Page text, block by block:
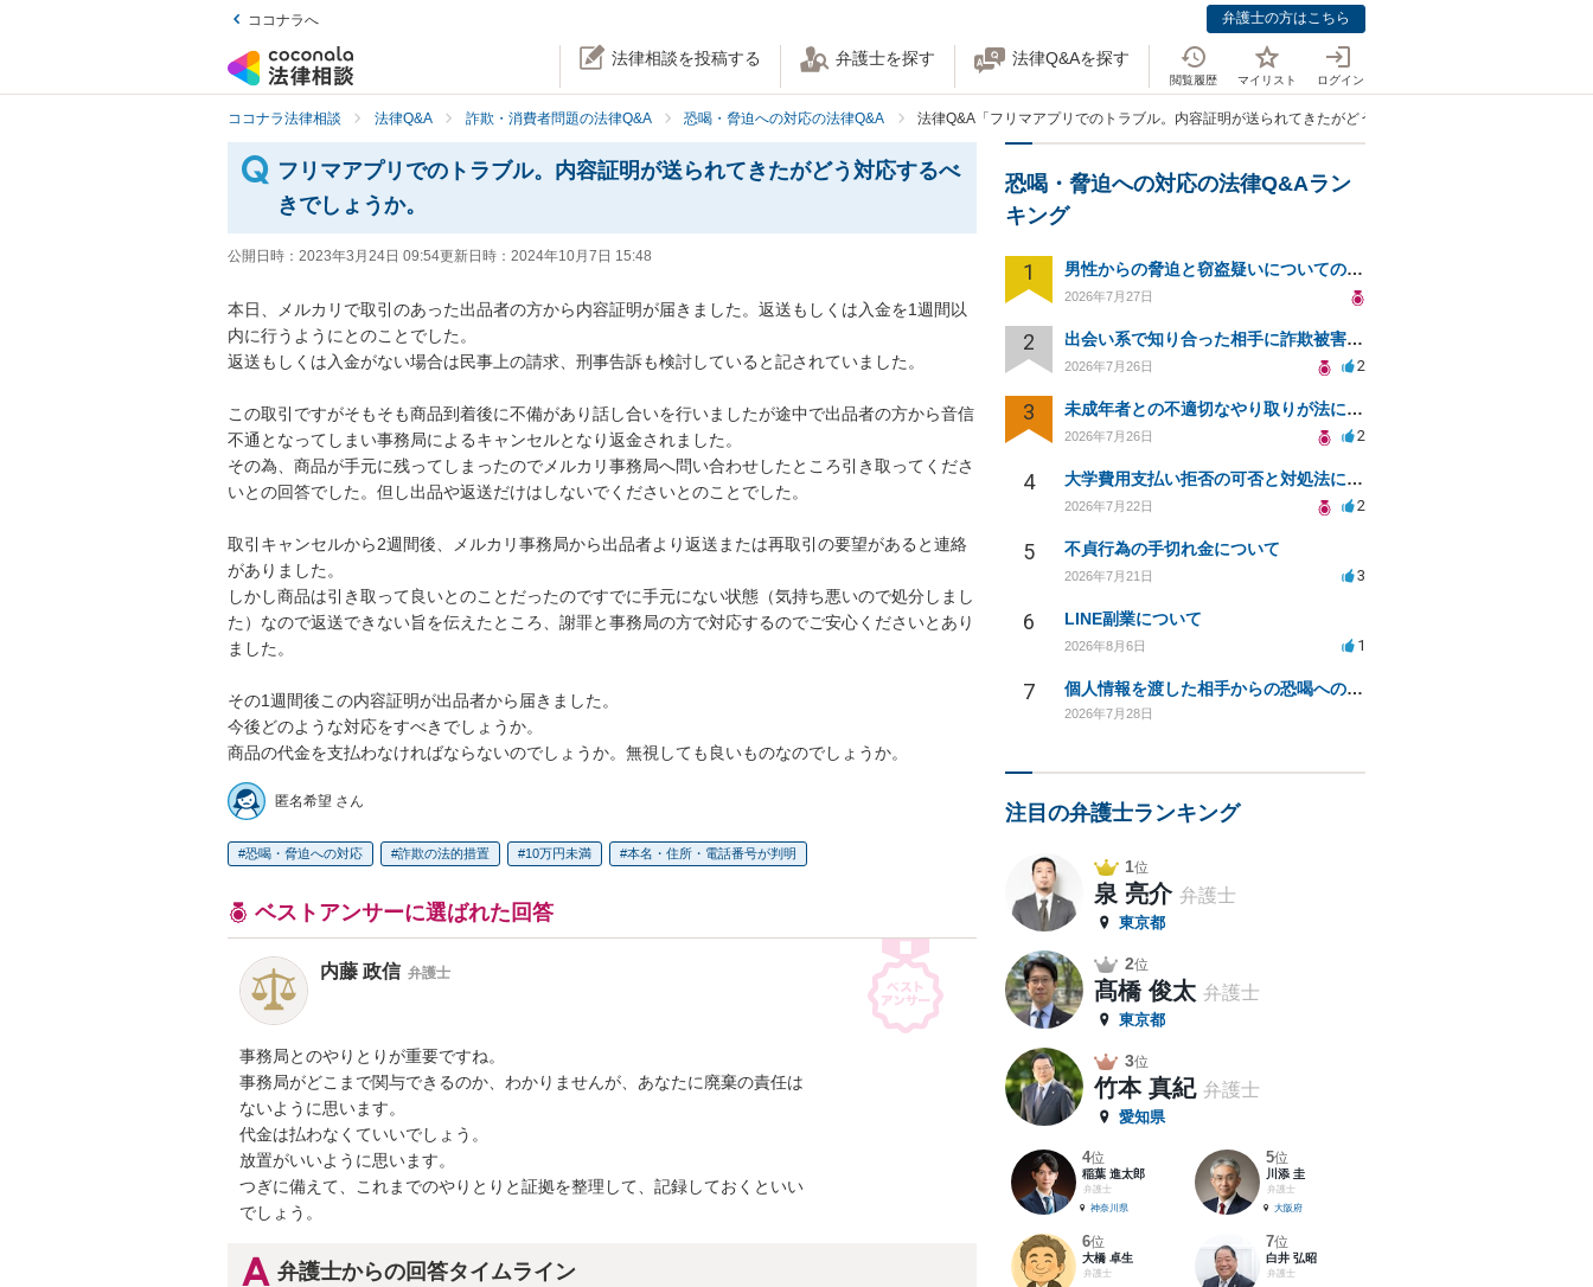
ココナラへ 弁護士の方はこちら
法律相談を投稿する 弁護士を探す 法律Q&Aを探す
閲覧履歴 マイリスト ログイン
ココナラ法律相談 法律Q&A 詐欺・消費者問題の法律Q&A 恐喝・脅迫への対応の法律Q&A 法律Q&A「フリマアプリでのトラブル。内容証明が送られてきたがどう対応するべきでしょうか。」
フリマアプリでのトラブル。内容証明が送られてきたがどう対応するべ
きでしょうか。
公開日時： 2023年3月24日 09:54更新日時： 2024年10月7日 15:48
本日、メルカリで取引のあった出品者の方から内容証明が届きました。返送もしくは入金を1週間以
内に行うようにとのことでした。
返送もしくは入金がない場合は民事上の請求、刑事告訴も検討していると記されていました。
この取引ですがそもそも商品到着後に不備があり話し合いを行いましたが途中で出品者の方から音信
不通となってしまい事務局によるキャンセルとなり返金されました。
その為、商品が手元に残ってしまったのでメルカリ事務局へ問い合わせしたところ引き取ってくださ
いとの回答でした。但し出品や返送だけはしないでくださいとのことでした。
取引キャンセルから2週間後、メルカリ事務局から出品者より返送または再取引の要望があると連絡
がありました。
しかし商品は引き取って良いとのことだったのですでに手元にない状態（気持ち悪いので処分しまし
た）なので返送できない旨を伝えたところ、謝罪と事務局の方で対応するのでご安心くださいとあり
ました。
その1週間後この内容証明が出品者から届きました。
今後どのような対応をすべきでしょうか。
商品の代金を支払わなければならないのでしょうか。無視しても良いものなのでしょうか。
匿名希望 さん
恐喝・脅迫への対応 詐欺の法的措置 10万円未満 本名・住所・電話番号が判明
ベストアンサーに選ばれた回答
内藤 政信 弁護士
事務局とのやりとりが重要ですね。
事務局がどこまで関与できるのか、わかりませんが、あなたに廃棄の責任は
ないように思います。
代金は払わなくていいでしょう。
放置がいいように思います。
つぎに備えて、これまでのやりとりと証拠を整理して、記録しておくといい
でしょう。
弁護士からの回答タイムライン
恐喝・脅迫への対応の法律Q&Aラン
キング
1 男性からの脅迫と窃盗疑いについての法的対処法
2026年7月27日
2 出会い系で知り合った相手に詐欺被害、免許証の悪用リスクと対策。
2026年7月26日 2
3 未成年者との不適切なやり取りが法に触れる可能性と対処法
2026年7月26日 2
4 大学費用支払い拒否の可否と対処法について知りたい
2026年7月22日 2
5 不貞行為の手切れ金について
2026年7月21日 3
6 LINE副業について
2026年8月6日 1
7 個人情報を渡した相手からの恐喝への対応方法は？
2026年7月28日
注目の弁護士ランキング
1位
泉 亮介 弁護士
東京都
2位
髙橋 俊太 弁護士
東京都
3位
竹本 真紀 弁護士
愛知県
4位
稲葉 進太郎
弁護士
神奈川県
5位
川添 圭
弁護士
大阪府
6位
大橋 卓生
弁護士
7位
白井 弘昭
弁護士